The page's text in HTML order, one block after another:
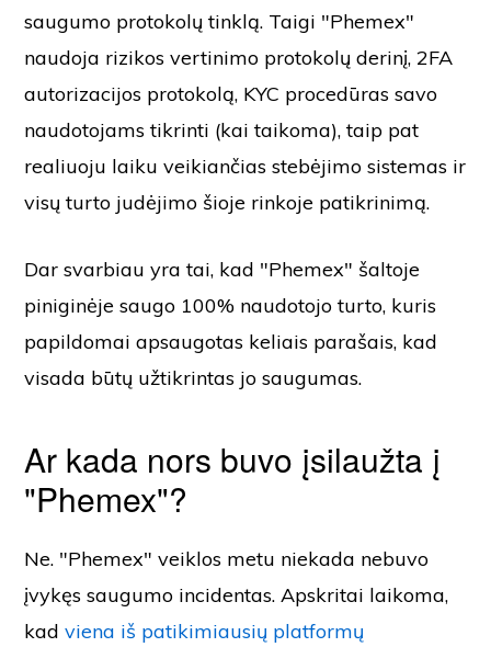
saugumo protokolų tinklą. Taigi "Phemex"
naudoja rizikos vertinimo protokolų derinį, 2FA
autorizacijos protokolą, KYC procedūras savo
naudotojams tikrinti (kai taikoma), taip pat
realiuoju laiku veikiančias stebėjimo sistemas ir
visų turto judėjimo šioje rinkoje patikrinimą.
Dar svarbiau yra tai, kad "Phemex" šaltoje
piniginėje saugo 100% naudotojo turto, kuris
papildomai apsaugotas keliais parašais, kad
visada būtų užtikrintas jo saugumas.
Ar kada nors buvo įsilaužta į
"Phemex"?
Ne. "Phemex" veiklos metu niekada nebuvo
įvykęs saugumo incidentas. Apskritai laikoma,
kadviena iš patikimiausių platformų